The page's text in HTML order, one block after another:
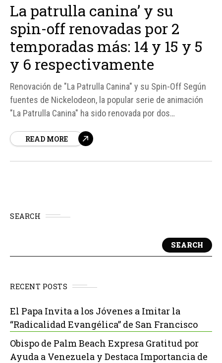
La patrulla canina’ y su
spin-off renovadas por 2
temporadas más: 14 y 15 y 5
y 6 respectivamente
Renovación de "La Patrulla Canina" y su Spin-Off Según
fuentes de Nickelodeon, la popular serie de animación
"La Patrulla Canina" ha sido renovada por dos
Además, su spin-off "Equipo Rubble" también ha sido
READ MORE
SEARCH
SEARCH
RECENT POSTS
El Papa Invita a los Jóvenes a Imitar la
“Radicalidad Evangélica” de San Francisco
Obispo de Palm Beach Expresa Gratitud por
Ayuda a Venezuela y Destaca Importancia de